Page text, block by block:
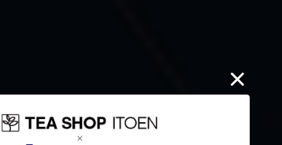
代が揺れ動いても 高品質なお茶を、